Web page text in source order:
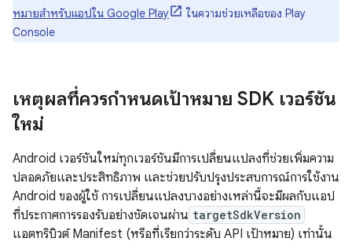
หมายสำหรับแอปใน Google Play
ในความช่วยเหลือของ Play
Console
เหตุผลที่ควรกำหนดเป้าหมาย SDK เวอร์ชัน
ใหม่
Android เวอร์ชันใหม่ทุกเวอร์ชันมีการเปลี่ยนแปลงที่ช่วยเพิ่มความ
ปลอดภัยและประสิทธิภาพ และช่วยปรับปรุงประสบการณ์การใช้งาน
Android ของผู้ใช้ การเปลี่ยนแปลงบางอย่างเหล่านี้จะมีผลกับแอป
ที่ประกาศการรองรับอย่างชัดเจนผ่าน targetSdkVersion
แอตทริบิวต์ Manifest (หรือที่เรียกว่าระดับ API เป้าหมาย) เท่านั้น